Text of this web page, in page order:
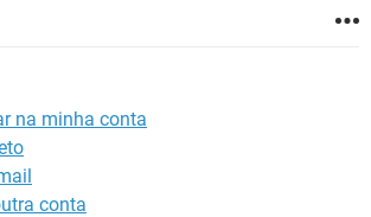
na minha conta
conta